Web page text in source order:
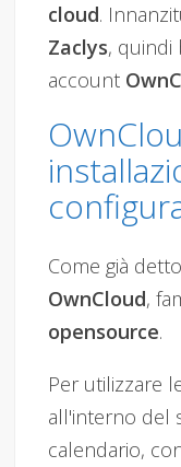
cloud.
Zaclys, quindi
account
Come già
OwnCloud,
opensource.
Per utilizzare
all'interno del
calendario,